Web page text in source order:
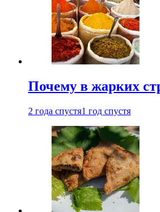
Почему в жарких
2 года спустя1 год спустя